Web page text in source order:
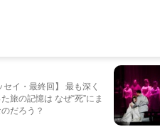
セイ・最終回】 最も深く
旅の記憶は なぜ“死”にま
だろう？